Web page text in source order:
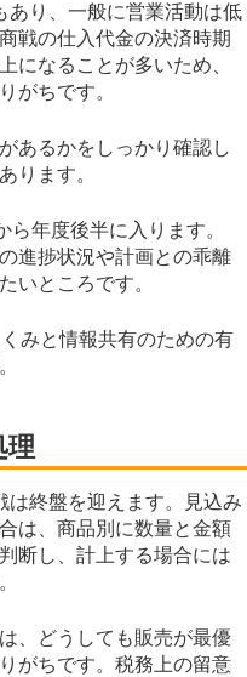
り、一般に営業活動は低
戦の仕入代金の決済時期
になることが多いため、
がちです。
あるかをしっかり確認し
ります。
年度後半に入ります。
進捗状況や計画との乖離
いところです。
みと情報共有のための有
理
終盤を迎えます。見込み
は、商品別に数量と金額
断し、計上する場合には
、どうしても販売が最優
がちです。税務上の留意